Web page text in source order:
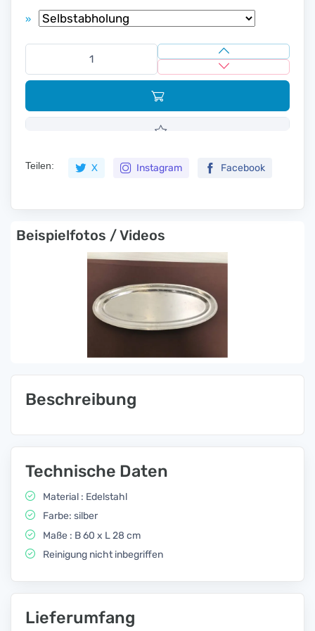
»
Teilen: X Instagram Facebook
Beispielfotos / Videos
Beschreibung
Technische Daten
Material : Edelstahl
Farbe: silber
Maße : B 60 x L 28 cm
Reinigung nicht inbegriffen
Lieferumfang